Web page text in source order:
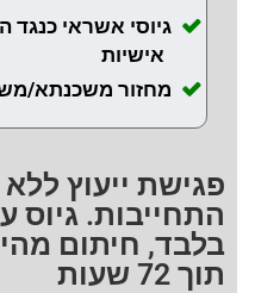
גיוסי אשראי כנגד
אישיות
מחזור משכנתא/
פגישת ייעוץ
התחייבות. גיוס
בלבד, חיתום
תוך 72 שעות